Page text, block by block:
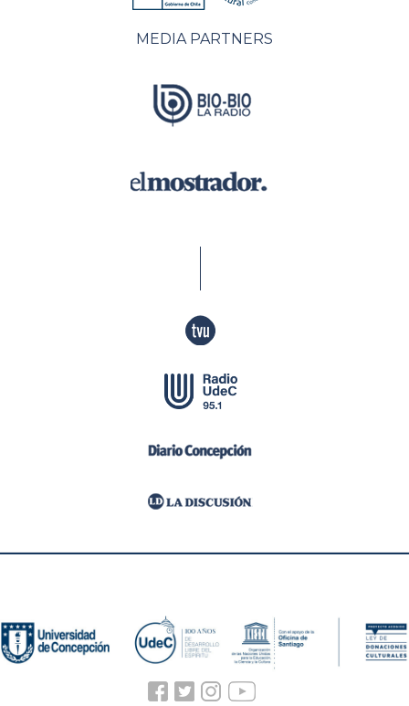
MEDIA PARTNERS